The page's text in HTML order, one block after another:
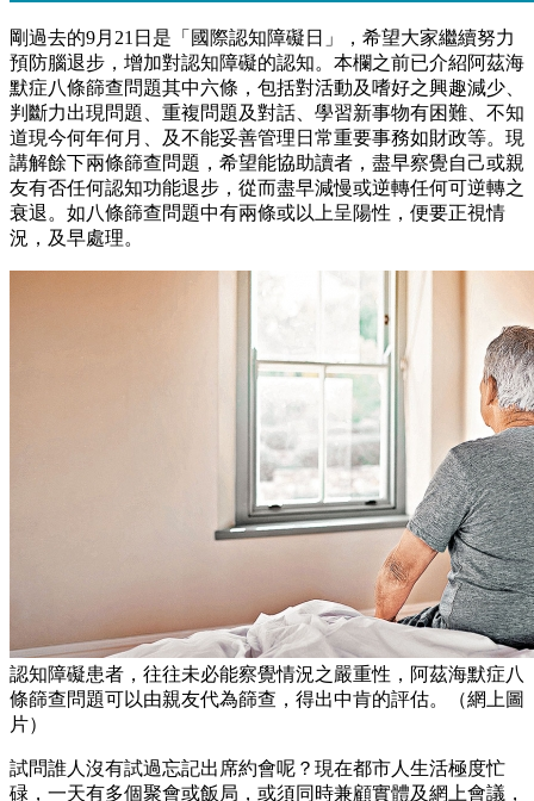
剛過去的9月21日是「國際認知障礙日」，希望大家繼續努力
預防腦退步，增加對認知障礙的認知。本欄之前已介紹阿茲海
默症八條篩查問題其中六條，包括對活動及嗜好之興趣減少、
判斷力出現問題、重複問題及對話、學習新事物有困難、不知
道現今何年何月、及不能妥善管理日常重要事務如財政等。現
講解餘下兩條篩查問題，希望能協助讀者，盡早察覺自己或親
友有否任何認知功能退步，從而盡早減慢或逆轉任何可逆轉之
衰退。如八條篩查問題中有兩條或以上呈陽性，便要正視情
況，及早處理。
認知障礙患者，往往未必能察覺情況之嚴重性，阿茲海默症八
條篩查問題可以由親友代為篩查，得出中肯的評估。（網上圖
片）
試問誰人沒有試過忘記出席約會呢？現在都市人生活極度忙
碌，一天有多個聚會或飯局，或須同時兼顧實體及網上會議，